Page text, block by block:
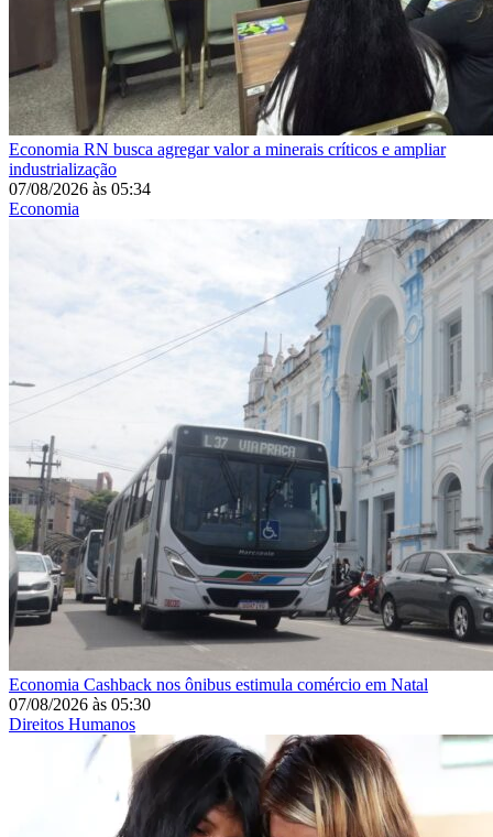
Economia RN busca agregar valor a minerais críticos e ampliar
industrialização
07/08/2026 às 05:34
Economia
Economia Cashback nos ônibus estimula comércio em Natal
07/08/2026 às 05:30
Direitos Humanos